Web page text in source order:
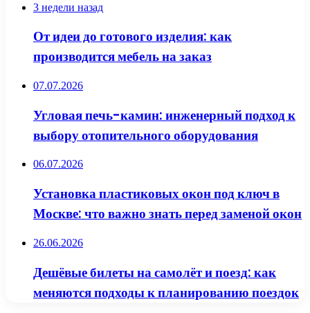
3 недели назад
От идеи до готового изделия: как
производится мебель на заказ
07.07.2026
Угловая печь-камин: инженерный подход к
выбору отопительного оборудования
06.07.2026
Установка пластиковых окон под ключ в
Москве: что важно знать перед заменой окон
26.06.2026
Дешёвые билеты на самолёт и поезд: как
меняются подходы к планированию поездок